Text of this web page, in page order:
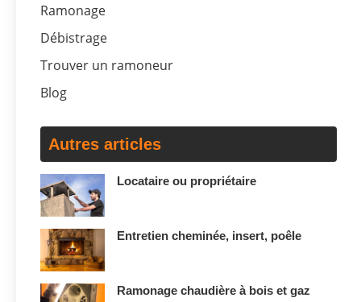
Ramonage
Débistrage
Trouver un ramoneur
Blog
Autres articles
Locataire ou propriétaire
Entretien cheminée, insert, poêle
Ramonage chaudière à bois et gaz